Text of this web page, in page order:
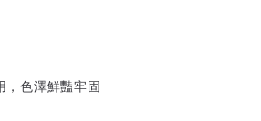
，色澤鮮豔牢固